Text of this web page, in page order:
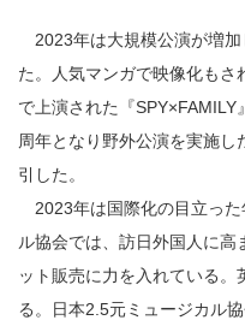
2023年は大規模公演が増加
た。人気マンガで映像化も
で上演された『
周年となり野外公演を実施
引した。
2023年は国際化の目立った
ル協会では、訪日外国人に高
ット販売に力を入れている
る。日本2.5元ミュージカル